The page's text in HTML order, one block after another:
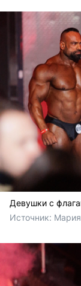
Девушки с
Источник: